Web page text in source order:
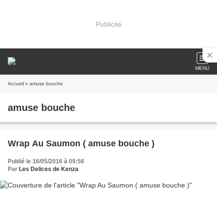
Publicité
MENU
Accueil » amuse bouche
amuse bouche
Wrap Au Saumon ( amuse bouche )
Publié le 16/05/2016 à 09:56
Par Les Delices de Kenza